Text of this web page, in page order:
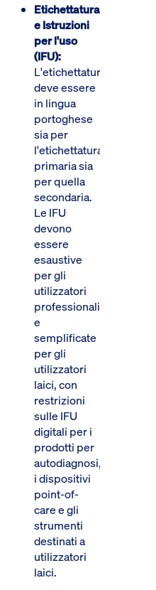
Etichettatura
e Istruzioni
per l'uso
(IFU):
L'etichettatura
deve essere
in lingua
portoghese
sia per
l'etichettatura
primaria sia
per quella
secondaria.
Le IFU
devono
essere
esaustive
per gli
utilizzatori
professionali
e
semplificate
per gli
utilizzatori
laici, con
restrizioni
sulle IFU
digitali per i
prodotti per
autodiagnosi,
i dispositivi
point-of-
care e gli
strumenti
destinati a
utilizzatori
laici.